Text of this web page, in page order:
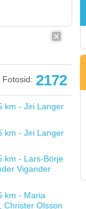
Fotosid: 2172